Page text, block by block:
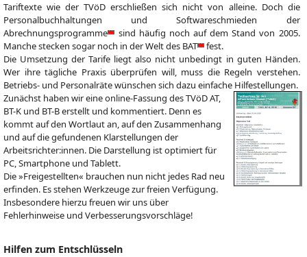
Tariftexte wie der TVöD erschließen sich nicht von alleine. Doch die
Personalbuchhaltungen und Softwareschmieden der
Abrechnungsprogramme
sind häufig noch auf dem Stand von 2005.
Manche stecken sogar noch in der Welt des BAT
fest.
Die Umsetzung der Tarife liegt also nicht unbedingt in guten Händen.
Wer ihre tägliche Praxis überprüfen will, muss die Regeln verstehen.
Betriebs- und Personalräte wünschen sich dazu einfache Hilfestellungen.
Zunächst haben wir eine online-Fassung des TVöD AT,
BT-K und BT-B erstellt und kommentiert. Denn es
kommt auf den Wortlaut an, auf den Zusammenhang
und auf die gefundenen Klarstellungen der
Arbeitsrichter:innen. Die Darstellung ist optimiert für
PC, Smartphone und Tablett.
Die »Freigestellten« brauchen nun nicht jedes Rad neu
erfinden. Es stehen Werkzeuge zur freien Verfügung.
Insbesondere hierzu freuen wir uns über
Fehlerhinweise und Verbesserungsvorschläge!
Hilfen zum Entschlüsseln